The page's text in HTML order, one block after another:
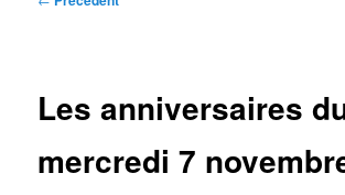
Les anniversaires
mercredi 7